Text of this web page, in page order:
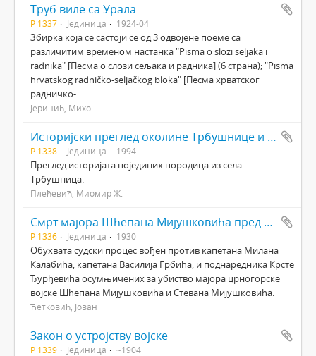
Труб виле са Урала
Р 1337 Јединица 1924-04
Збирка која се састоји се од 3 одвојене поеме са
различитим временом настанка "Pisma o slozi seljaka i
radnika" [Песма о слози сељака и радника] (6 страна); "Pisma
hrvatskog radničko-seljačkog bloka" [Песма хрватског
радничко-...
Јеринић, Михо
Историјски преглед околине Трбушнице и порекло становништва Трбушнице Књ.2
Р 1338 Јединица 1994
Преглед историјата појединих породица из села
Трбушница.
Плећевић, Миомир Ж.
Смрт мајора Шћепана Мијушковића пред судом
Р 1336 Јединица 1930
Обухвата судски процес вођен против капетана Милана
Калабића, капетана Василија Грбића, и поднаредника Крсте
Ђурђевића осумњичених за убиство мајора црногорске
војске Шћепана Мијушковића и Стевана Мијушковића.
Ћетковић, Јован
Закон о устројству војске
Р 1339 Јединица ~1904